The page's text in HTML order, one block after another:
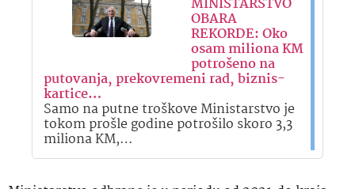
MINISTARSTVO
OBARA
REKORDE: Oko
osam miliona KM
potrošeno na
putovanja, prekovremeni rad, biznis-
kartice…
Samo na putne troškove Ministarstvo je
tokom prošle godine potrošilo skoro 3,3
miliona KM,…